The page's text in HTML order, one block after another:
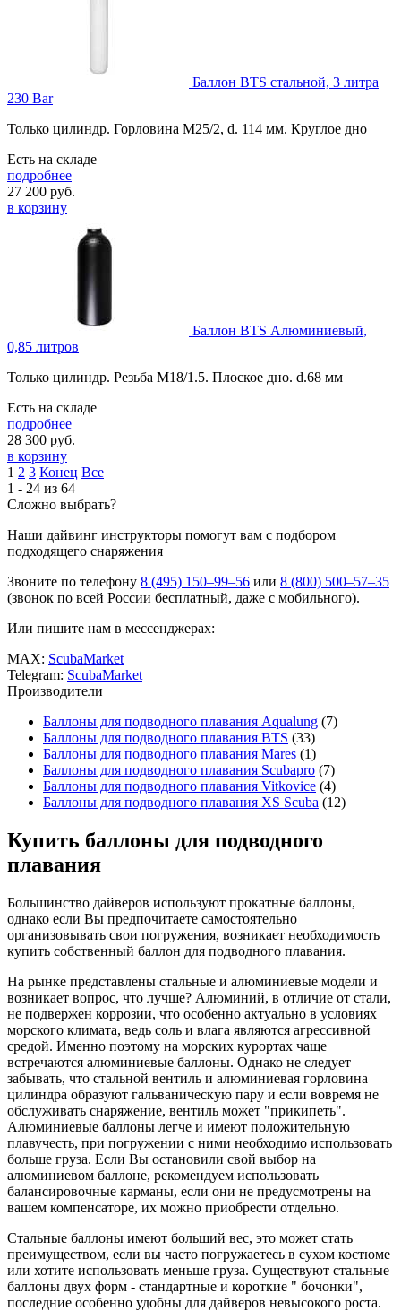
Баллон BTS стальной, 3 литра
230 Bar
Только цилиндр. Горловина М25/2, d. 114 мм. Круглое дно
Есть на складе
подробнее
27 200 руб.
в корзину
Баллон BTS Алюминиевый,
0,85 литров
Только цилиндр. Резьба М18/1.5. Плоское дно. d.68 мм
Есть на складе
подробнее
28 300 руб.
в корзину
1 2 3 Конец Все
1 - 24 из 64
Сложно выбрать?
Наши дайвинг инструкторы помогут вам с подбором
подходящего снаряжения
Звоните по телефону 8 (495) 150–99–56 или 8 (800) 500–57–35
(звонок по всей России бесплатный, даже с мобильного).
Или пишите нам в мессенджерах:
MAX: ScubaMarket
Telegram: ScubaMarket
Производители
Баллоны для подводного плавания Aqualung (7)
Баллоны для подводного плавания BTS (33)
Баллоны для подводного плавания Mares (1)
Баллоны для подводного плавания Scubapro (7)
Баллоны для подводного плавания Vitkovice (4)
Баллоны для подводного плавания XS Scuba (12)
Купить баллоны для подводного
плавания
Большинство дайверов используют прокатные баллоны,
однако если Вы предпочитаете самостоятельно
организовывать свои погружения, возникает необходимость
купить собственный баллон для подводного плавания.
На рынке представлены стальные и алюминиевые модели и
возникает вопрос, что лучше? Алюминий, в отличие от стали,
не подвержен коррозии, что особенно актуально в условиях
морского климата, ведь соль и влага являются агрессивной
средой. Именно поэтому на морских курортах чаще
встречаются алюминиевые баллоны. Однако не следует
забывать, что стальной вентиль и алюминиевая горловина
цилиндра образуют гальваническую пару и если вовремя не
обслуживать снаряжение, вентиль может "прикипеть".
Алюминиевые баллоны легче и имеют положительную
плавучесть, при погружении с ними необходимо использовать
больше груза. Если Вы остановили свой выбор на
алюминиевом баллоне, рекомендуем использовать
балансировочные карманы, если они не предусмотрены на
вашем компенсаторе, их можно приобрести отдельно.
Стальные баллоны имеют больший вес, это может стать
преимуществом, если вы часто погружаетесь в сухом костюме
или хотите использовать меньше груза. Существуют стальные
баллоны двух форм - стандартные и короткие " бочонки",
последние особенно удобны для дайверов невысокого роста.